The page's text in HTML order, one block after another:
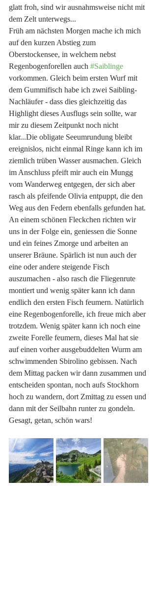
glatt froh, sind wir ausnahmsweise nicht mit
dem Zelt unterwegs...
Früh am nächsten Morgen mache ich mich
auf den kurzen Abstieg zum
Oberstockensee, in welchem nebst
Regenbogenforellen auch #Saiblinge
vorkommen. Gleich beim ersten Wurf mit
dem Gummifisch habe ich zwei Saibling-
Nachläufer - dass dies gleichzeitig das
Highlight dieses Ausflugs sein sollte, war
mir zu diesem Zeitpunkt noch nicht
klar...Die obligate Seeumrundung bleibt
ereignislos, nicht einmal Ringe kann ich im
ziemlich trüben Wasser ausmachen. Gleich
im Anschluss pfeift mir auch ein Mungg
vom Wanderweg entgegen, der sich aber
rasch als pfeifende Olivia entpuppt, die den
Weg aus den Federn ebenfalls gefunden hat.
An einem schönen Fleckchen richten wir
uns in der Folge ein, geniessen die Sonne
und ein feines Zmorge und arbeiten an
unserer Bräune. Spärlich ist nun auch der
eine oder andere steigende Fisch
auszumachen - also rasch die Fliegenrute
montiert und wenig später kann ich dann
endlich den ersten Fisch feumern. Natürlich
eine Regenbogenforelle, ich freue mich aber
trotzdem. Wenig später kann ich noch eine
zweite Forelle feumern, dieses Mal hat sie
auf einen vorher ausgebuddelten Wurm am
schwimmenden Sbirolino gebissen. Nach
dem Mittag packen wir dann zusammen und
entscheiden spontan, noch aufs Stockhorn
hoch zu wandern, dort Zmittag zu essen und
dann mit der Seilbahn runter zu gondeln.
Gesagt, getan, schön wars!